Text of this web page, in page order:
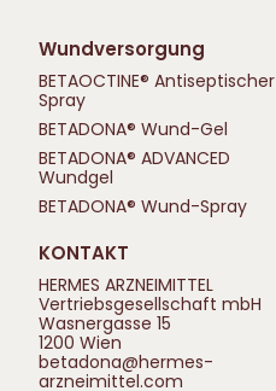
Wundversorgung
BETAOCTINE® Antiseptischer
Spray
BETADONA® Wund-Gel
BETADONA® ADVANCED
Wundgel
BETADONA® Wund-Spray
KONTAKT
HERMES ARZNEIMITTEL
Vertriebsgesellschaft mbH
Wasnergasse 15
1200 Wien
betadona@hermes-
arzneimittel.com